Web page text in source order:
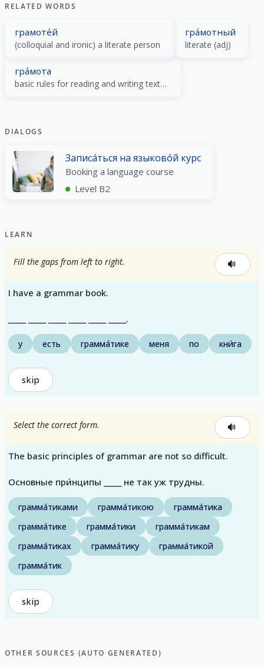
RELATED WORDS
грамоте́й
(colloquial and ironic) a literate person
гра́мотный
literate (adj)
гра́мота
basic rules for reading and writing texts in a certain language
DIALOGS
Записа́ться на языково́й курс
Booking a language course
Level B2
LEARN
Fill the gaps from left to right.
I have a grammar book.
_____ _____ _____ _____ _____ _____.
у есть грамма́тике меня по кни́га
skip
Select the correct form.
The basic principles of grammar are not so difficult.
Основные при́нципы _____ не так уж трудны.
грамма́тиками грамма́тикою
грамма́тика
грамма́тике
грамма́тики
грамма́тикам
грамма́тиках
грамма́тику
грамма́тикой
грамма́тик
skip
OTHER SOURCES (AUTO GENERATED)